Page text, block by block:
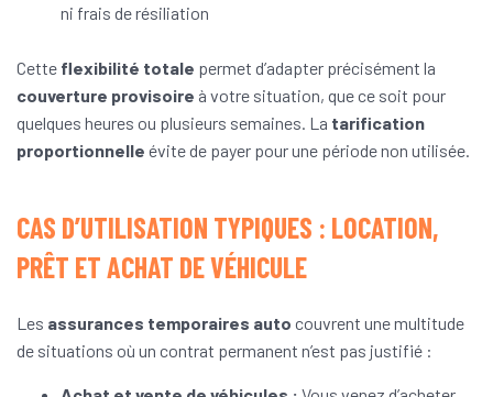
ni frais de résiliation
Cette flexibilité totale permet d’adapter précisément la
couverture provisoire à votre situation, que ce soit pour
quelques heures ou plusieurs semaines. La tarification
proportionnelle évite de payer pour une période non utilisée.
CAS D’UTILISATION TYPIQUES : LOCATION,
PRÊT ET ACHAT DE VÉHICULE
Les assurances temporaires auto couvrent une multitude
de situations où un contrat permanent n’est pas justifié :